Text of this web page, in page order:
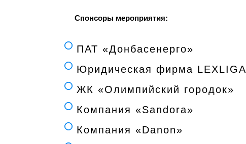
Спонсоры мероприятия:
ПАТ «Донбасенерго»
Юридическая фирма LEXLIGA
ЖК «Олимпийский городок»
Компания «Sandora»
Компания «Danon»